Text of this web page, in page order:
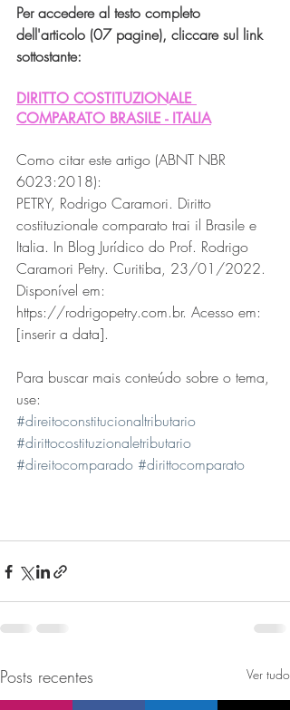
Per accedere al testo completo
dell'articolo (07 pagine), cliccare sul link
sottostante:
DIRITTO COSTITUZIONALE
COMPARATO BRASILE - ITALIA
Como citar este artigo (ABNT NBR
6023:2018):
PETRY, Rodrigo Caramori. Diritto
costituzionale comparato trai il Brasile e
Italia. In Blog Jurídico do Prof. Rodrigo
Caramori Petry. Curitiba, 23/01/2022.
Disponível em:
https://rodrigopetry.com.br. Acesso em:
[inserir a data].
Para buscar mais conteúdo sobre o tema,
use:
#direitoconstitucionaltributario
#dirittocostituzionaletributario
#direitocomparado #dirittocomparato
Posts recentes Ver tudo